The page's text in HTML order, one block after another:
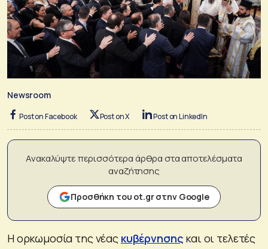
Newsroom
Post on Facebook Post on X Post on LinkedIn
Ανακαλύψτε περισσότερα άρθρα στα αποτελέσματα
αναζήτησης
Προσθήκη του ot.gr στην Google
Η ορκωμοσία της νέας κυβέρνησης και οι τελετές